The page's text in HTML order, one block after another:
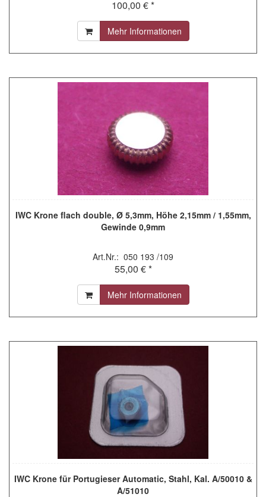
100,00 € *
Mehr Informationen
IWC Krone flach double, Ø 5,3mm, Höhe 2,15mm / 1,55mm,
Gewinde 0,9mm
Art.Nr.: 050 193 /109
55,00 € *
Mehr Informationen
IWC Krone für Portugieser Automatic, Stahl, Kal. A/50010 &
A/51010